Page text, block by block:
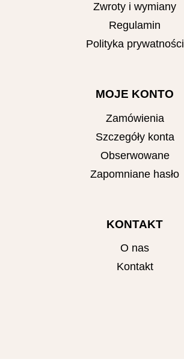
Zwroty i wymiany
Regulamin
Polityka prywatności
MOJE KONTO
Zamówienia
Szczegóły konta
Obserwowane
Zapomniane hasło
KONTAKT
O nas
Kontakt